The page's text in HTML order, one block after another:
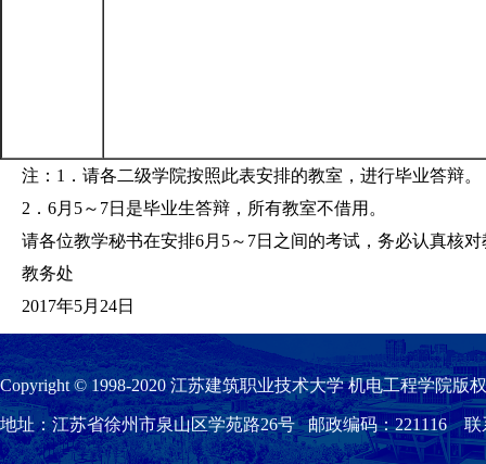
注：1．请各二级学院按照此表安排的教室，进行毕业答辩。
2．6月5～7日是毕业生答辩，所有教室不借用。
请各位教学秘书在安排6月5～7日之间的考试，务必认真核
教务处
2017年5月24日
Copyright © 1998-2020 江苏建筑职业技术大学 机电工程学院版
地址：江苏省徐州市泉山区学苑路26号 邮政编码：221116 联